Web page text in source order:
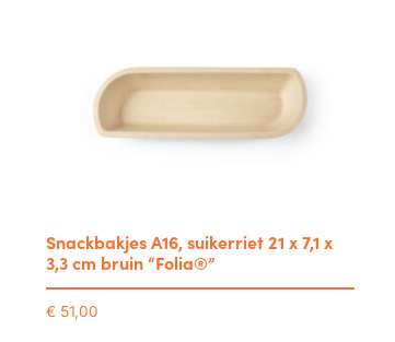
Snackbakjes A16, suikerriet 21 x 7,1 x
3,3 cm bruin “Folia®”
€ 51,00